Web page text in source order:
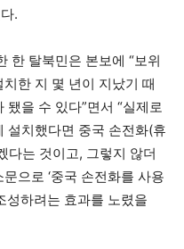
.
한 탈북민은 본보에 “보위
한 지 몇 년이 지났기 때
을 수 있다”면서 “실제로
설치했다면 중국 손전화(휴
다는 것이고, 그렇지 않더
으로 ‘중국 손전화를 사용
성하려는 효과를 노렸을